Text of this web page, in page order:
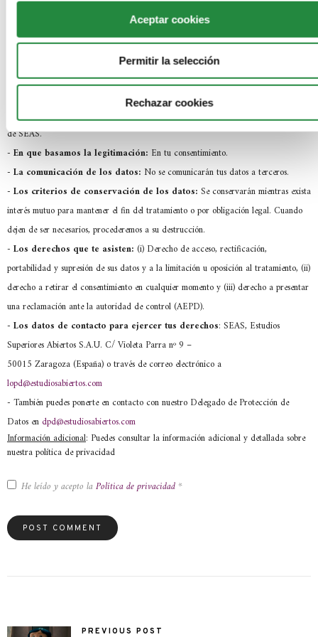
Aceptar cookies
Permitir la selección
Rechazar cookies
De conformidad con lo establecido en el Reglamento General de
Protección de Datos, te informamos de:
Quien es el responsable del tratamiento:SEAS, Estudios Superiores
Abiertos S.A.U con NIF A-50973098, dirección en C/ Violeta Parra nº 9 –
50015 Zaragoza y teléfono 976.700.660.
Cuál es el fin del tratamiento:Gestión y control de los comentarios del blog
de SEAS.
- En que basamos la legitimación: En tu consentimiento.
- La comunicación de los datos: No se comunicarán tus datos a terceros.
- Los criterios de conservación de los datos: Se conservarán mientras exista
interés mutuo para mantener el fin del tratamiento o por obligación legal. Cuando
dejen de ser necesarios, procederemos a su destrucción.
- Los derechos que te asisten: (i) Derecho de acceso, rectificación,
portabilidad y supresión de sus datos y a la limitación u oposición al tratamiento, (ii)
derecho a retirar el consentimiento en cualquier momento y (iii) derecho a presentar
una reclamación ante la autoridad de control (AEPD).
- Los datos de contacto para ejercer tus derechos: SEAS, Estudios
Superiores Abiertos S.A.U. C/ Violeta Parra nº 9 –
50015 Zaragoza (España) o través de correo electrónico a
lopd@estudiosabiertos.com
- También puedes ponerte en contacto con nuestro Delegado de Protección de
Datos en dpd@estudiosabiertos.com
Información adicional: Puedes consultar la información adicional y detallada sobre
nuestra política de privacidad
He leído y acepto la Política de privacidad *
PREVIOUS POST